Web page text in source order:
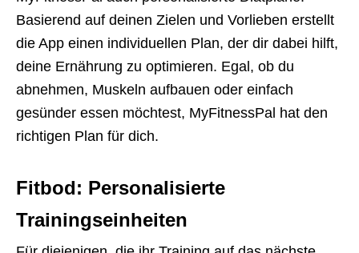
Basierend auf deinen Zielen und Vorlieben erstellt
die App einen individuellen Plan, der dir dabei hilft,
deine Ernährung zu optimieren. Egal, ob du
abnehmen, Muskeln aufbauen oder einfach
gesünder essen möchtest, MyFitnessPal hat den
richtigen Plan für dich.
Fitbod: Personalisierte
Trainingseinheiten